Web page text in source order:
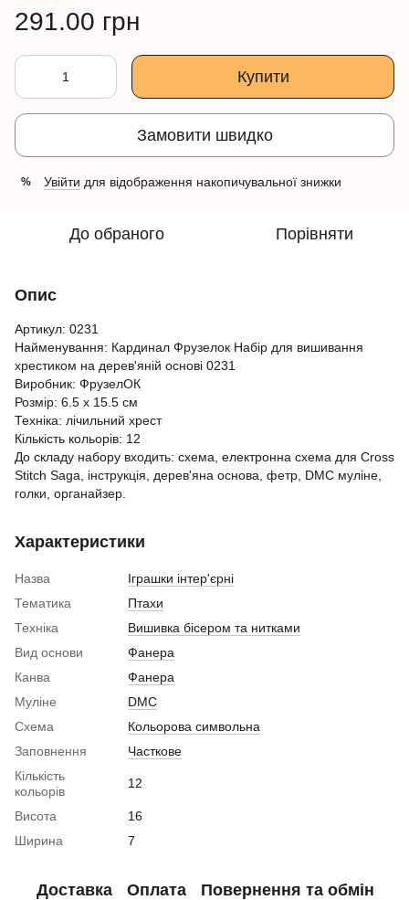
291.00 грн
Купити
Замовити швидко
% Увійти для відображення накопичувальної знижки
До обраного Порівняти
Опис
Артикул: 0231
Найменування: Кардинал Фрузелок Набір для вишивання
хрестиком на дерев'яній основі 0231
Виробник: ФрузелОК
Розмір: 6.5 x 15.5 см
Техніка: лічильний хрест
Кількість кольорів: 12
До складу набору входить: схема, електронна схема для Cross
Stitch Saga, інструкція, дерев'яна основа, фетр, DMC муліне,
голки, органайзер.
Характеристики
Назва
Іграшки інтер'єрні
Тематика
Птахи
Техніка
Вишивка бісером та нитками
Вид основи
Фанера
Канва
Фанера
Муліне
DMC
Схема
Кольорова символьна
Заповнення
Часткове
Кількість
кольорів
12
Висота
16
Ширина
7
Доставка Оплата Повернення та обмін